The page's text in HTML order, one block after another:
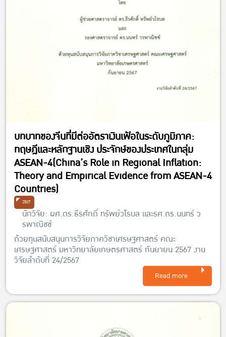
บทบาทของจีนที่มีต่ออัตราเงินเฟ้อในระดับภูมิภาค:
ทฤษฎีและหลักฐานเชิง ประจักษ์ของประเทศในกลุ่ม
ASEAN-4(China’s Role in Regional Inflation:
Theory and Empirical Evidence from ASEAN-4
Countries)
2567
นักวิจัย: ผศ.ดร.ธีรศักดิ์ ทรัพย์วโรบล และรศ.ดร.นนทร์ ว
รพาณิชช์
ด้วยทุนสนับสนุนการวิจัยภาควิชาเศรษฐศาสตร์ คณะ
เศรษฐศาสตร์ มหาวิทยาลัยเกษตรศาสตร์ กันยายน 2567 งาน
วิจัยลำดับที่ 24/2567
Read more